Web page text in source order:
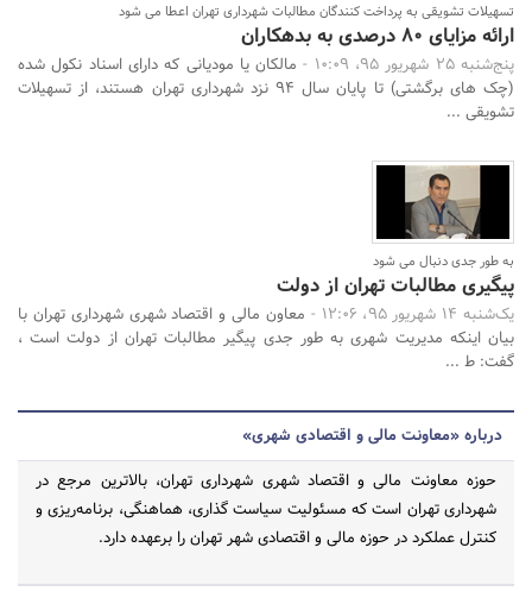
تسهیلات تشویقی به پرداخت کنندگان مطالبات شهرداری تهران اعطا می شود
ارائه مزایای 80 درصدی به بدهکاران
پنج‌شنبه 25 شهریور 95، 10:09 -
مالکان یا مودیانی که دارای اسناد نکول شده
(چک های برگشتی) تا پایان سال 94 نزد شهرداری تهران هستند، از تسهیلات
تشویقی ...
به طور جدی دنبال می شود
پیگیری مطالبات تهران از دولت
یک‌شنبه 14 شهریور 95، 12:06 -
معاون مالی و اقتصاد شهری شهرداری تهران با
بیان اینکه مدیریت شهری به طور جدی پیگیر مطالبات تهران از دولت است ،
گفت: ط ...
درباره «معاونت مالی و اقتصادی شهری»
حوزه معاونت مالی و اقتصاد شهری شهرداری تهران، بالاترین مرجع در
شهرداری تهران است که مسئولیت سیاست گذاری، هماهنگی، برنامه­‌ریزی و
کنترل عملکرد در حوزه مالی و اقتصادی شهر تهران را برعهده دارد.